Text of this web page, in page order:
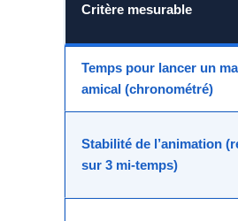
Critère mesurable
Temps pour lancer un
amical (chronométré)
Stabilité de l’animation
sur 3 mi-temps)